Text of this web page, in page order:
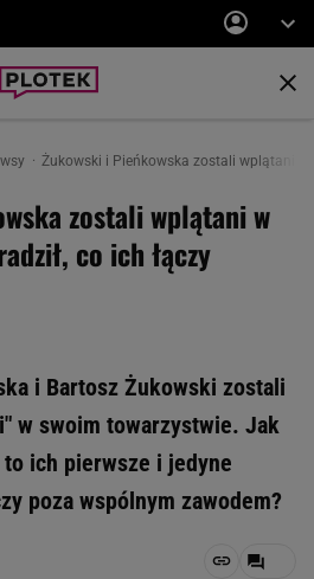
Żukowski i Pieńkowska zostali wplątani w
zostali wplątani w
co ich łączy
i Bartosz Żukowski zostali
w swoim towarzystwie. Jak
ich pierwsze i jedyne
poza wspólnym zawodem?